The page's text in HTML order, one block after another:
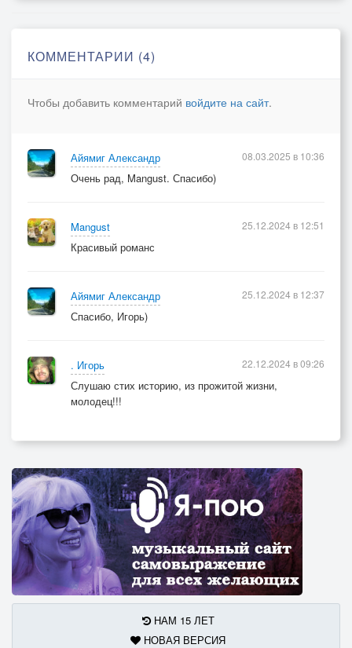
КОММЕНТАРИИ (4)
Чтобы добавить комментарий войдите на сайт.
Айямиг Александр
Очень рад, Mangust. Спасибо)
08.03.2025 в 10:36
Mangust
Красивый романс
25.12.2024 в 12:51
Айямиг Александр
Спасибо, Игорь)
25.12.2024 в 12:37
. Игорь
Слушаю стих историю, из прожитой жизни,
молодец!!!
22.12.2024 в 09:26
НАМ 15 ЛЕТ
НОВАЯ ВЕРСИЯ